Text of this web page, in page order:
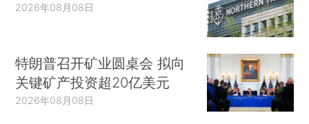
2026年08月08日
特朗普召开矿业圆桌会 拟向
关键矿产投资超20亿美元
2026年08月08日